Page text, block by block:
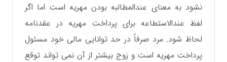
نشود به معنای عندالمطالبه بودن مهریه است اما اگر
لفظ عندالاستطاعه برای پرداخت مهریه در عقدنامه
لحاظ شود. مرد صرفاً در حد توانایی مالی خود مسئول
پرداخت مهریه است و زوج بیشتر از آن نمی تواند توقع